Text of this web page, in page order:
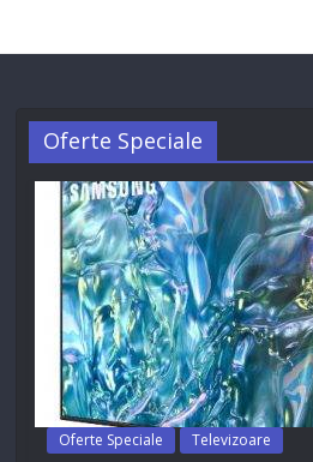
Oferte Speciale
Oferte Speciale Televizoare